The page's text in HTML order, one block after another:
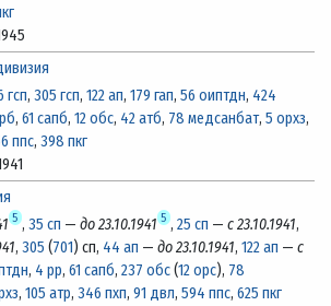
гсп, 305 гсп, 122 ап, 179 гап, 56 оиптдн, 424
, 61 сапб, 12 обс, 42 атб, 78 медсанбат, 5 орхз,
ппс, 398 пкг
5 , 35 сп — до 23.10.1941 5 , 25 сп — с 23.10.1941,
, 305 (701) сп, 44 ап — до 23.10.1941, 122 ап — с
, 4 рр, 61 сапб, 237 обс(12 орс), 78
, 105 атр, 346 пхп, 91 двл, 594 ппс, 625 пкг